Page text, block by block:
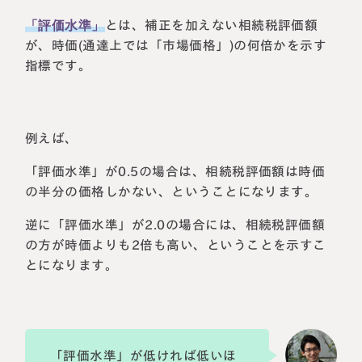
「評価水準」とは、補正を加えない相続税評価額
が、時価(通達上では「市場価格」)の何倍かを示す
指標です。
例えば、
「評価水準」が0.5の場合は、相続税評価額は時価
の半分の価格しかない、ということになります。
逆に「評価水準」が2.0の場合には、相続税評価額
の方が時価よりも2倍も高い、ということを示すこ
とになります。
「評価水準」が低ければ低いほ